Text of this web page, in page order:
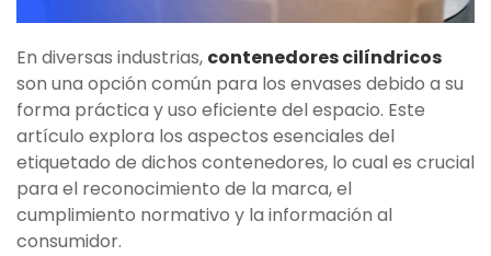
En diversas industrias, contenedores cilíndricos
son una opción común para los envases debido a su
forma práctica y uso eficiente del espacio. Este
artículo explora los aspectos esenciales del
etiquetado de dichos contenedores, lo cual es crucial
para el reconocimiento de la marca, el
cumplimiento normativo y la información al
consumidor.